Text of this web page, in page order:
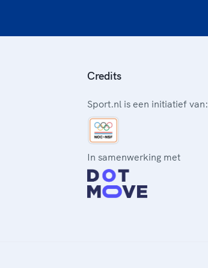
Credits
Sport.nl is een initiatief van:
In samenwerking met